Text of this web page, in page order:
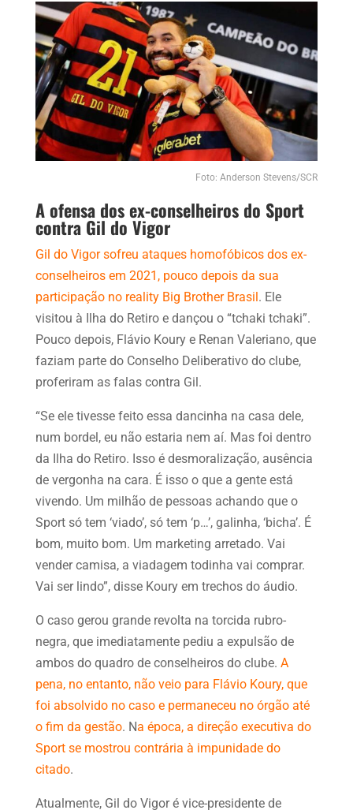
Foto: Anderson Stevens/SCR
A ofensa dos ex-conselheiros do Sport
contra Gil do Vigor
Gil do Vigor sofreu ataques homofóbicos dos ex-
conselheiros em 2021, pouco depois da sua
participação no reality Big Brother Brasil. Ele
visitou à Ilha do Retiro e dançou o “tchaki tchaki”.
Pouco depois, Flávio Koury e Renan Valeriano, que
faziam parte do Conselho Deliberativo do clube,
proferiram as falas contra Gil.
“Se ele tivesse feito essa dancinha na casa dele,
num bordel, eu não estaria nem aí. Mas foi dentro
da Ilha do Retiro. Isso é desmoralização, ausência
de vergonha na cara. É isso o que a gente está
vivendo. Um milhão de pessoas achando que o
Sport só tem ‘viado’, só tem ‘p…’, galinha, ‘bicha’. É
bom, muito bom. Um marketing arretado. Vai
vender camisa, a viadagem todinha vai comprar.
Vai ser lindo”, disse Koury em trechos do áudio.
O caso gerou grande revolta na torcida rubro-
negra, que imediatamente pediu a expulsão de
ambos do quadro de conselheiros do clube. A
pena, no entanto, não veio para Flávio Koury, que
foi absolvido no caso e permaneceu no órgão até
o fim da gestão. Na época, a direção executiva do
Sport se mostrou contrária à impunidade do
citado.
Atualmente, Gil do Vigor é vice-presidente de